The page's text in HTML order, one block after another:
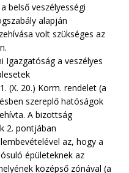
belső veszélyességi
alapján
volt szükséges az
Igazgatóság a veszélyes
(X. 20.) Korm. rendelet (a
szereplő hatóságok
A bizottság
2. pontjában
az, hogy a
épületeknek az
középső zónával (a